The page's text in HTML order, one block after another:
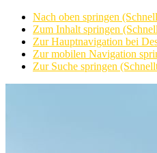
Nach oben springen
Zum Inhalt springen
Zur Hauptnavigation bei
Zur mobilen Navigation
Zur Suche springen